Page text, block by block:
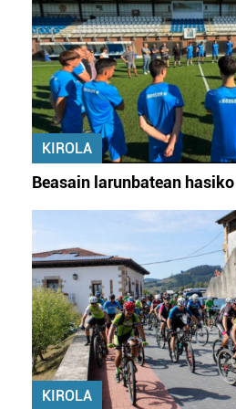
KIROLA
Beasain larunbatean
KIROLA